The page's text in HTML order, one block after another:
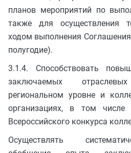
планов мероприятий по
также для осуществления
ходом выполнения
полугодие).
3.1.4. Способствовать
заключаемых
региональном уровне и
организациях, в том
Всероссийского конкурса
Осуществлять